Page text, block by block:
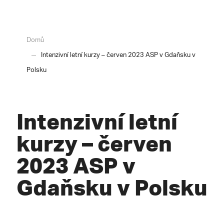
Domů
Intenzivní letní kurzy – červen 2023 ASP v Gdaňsku v
Polsku
Intenzivní letní
kurzy – červen
2023 ASP v
Gdaňsku v Polsku